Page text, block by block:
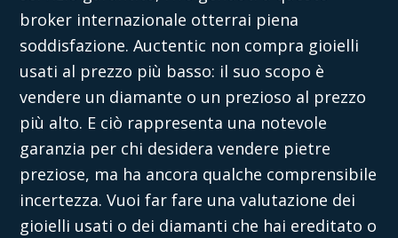
broker internazionale otterrai piena
soddisfazione.Auctentic non compra gioielli
usati al prezzo più basso: il suo scopo è
vendere un diamante o un prezioso al prezzo
più alto. E ciò rappresenta una notevole
garanzia per chi desidera vendere pietre
preziose, ma ha ancora qualche comprensibile
incertezza.Vuoi far fare unavalutazione dei
gioielli usati o dei diamanti che hai ereditato o